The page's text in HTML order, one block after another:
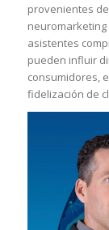
provenientes
asistentes
pueden influir
consumidores,
fidelización de